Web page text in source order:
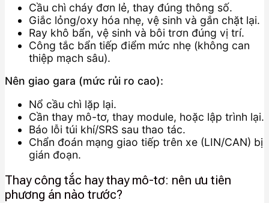
Cầu chì cháy đơn lẻ, thay đúng thông số.
Giắc lỏng/oxy hóa nhẹ, vệ sinh và gắn chặt lại.
Ray khô bẩn, vệ sinh và bôi trơn đúng vị trí.
Công tắc bẩn tiếp điểm mức nhẹ (không can
thiệp mạch sâu).
Nên giao gara (mức rủi ro cao):
Nổ cầu chì lặp lại.
Cần thay mô-tơ, thay module, hoặc lập trình lại.
Báo lỗi túi khí/SRS sau thao tác.
Chẩn đoán mạng giao tiếp trên xe (LIN/CAN) bị
gián đoạn.
Thay công tắc hay thay mô-tơ: nên ưu tiên
phương án nào trước?